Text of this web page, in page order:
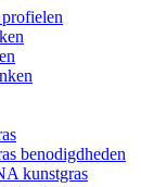
benodigdheden
kunstgras